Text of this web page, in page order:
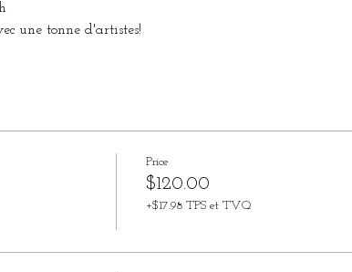
une tonne d'artistes!
Price
$120.00
+$17.98 TPS et TVQ